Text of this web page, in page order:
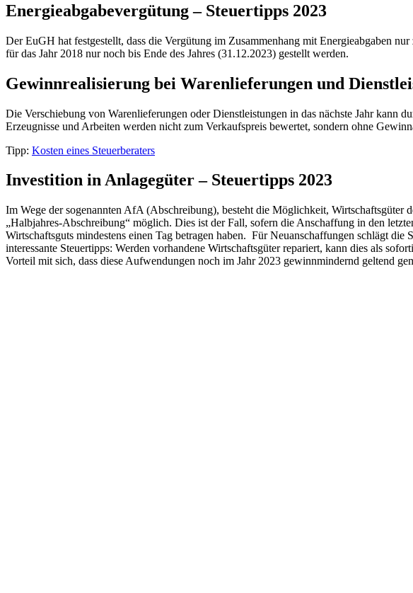
Energieabgabevergütung – Steuertipps 2023
Der EuGH hat festgestellt, dass die Vergütung im Zusammenhang mit Energieabgaben
für das Jahr 2018 nur noch bis Ende des Jahres (31.12.2023) gestellt werden.
Gewinnrealisierung bei Warenlieferungen und
Die Verschiebung von Warenlieferungen oder Dienstleistungen in das nächste Jahr
Erzeugnisse und Arbeiten werden nicht zum Verkaufspreis bewertet, sondern ohne
Tipp: Kosten eines Steuerberaters
Investition in Anlagegüter – Steuertipps 2023
Im Wege der sogenannten AfA (Abschreibung), besteht die Möglichkeit, Wirtschaftsgüter
„Halbjahres-Abschreibung“ möglich. Dies ist der Fall, sofern die Anschaffung in den
Wirtschaftsguts mindestens einen Tag betragen haben. Für Neuanschaffungen schlägt
interessante Steuertipps: Werden vorhandene Wirtschaftsgüter repariert, kann dies als
Vorteil mit sich, dass diese Aufwendungen noch im Jahr 2023 gewinnmindernd geltend